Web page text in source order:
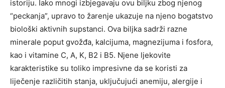
istoriju. Iako mnogi izbjegavaju ovu biljku zbog njenog
“peckanja”, upravo to žarenje ukazuje na njeno bogatstvo
biološki aktivnih supstanci. Ova biljka sadrži razne
minerale poput gvožđa, kalcijuma, magnezijuma i fosfora,
kao i vitamine C, A, K, B2 i B5. Njene ljekovite
karakteristike su toliko impresivne da se koristi za
liječenje različitih stanja, uključujući anemiju, alergije i